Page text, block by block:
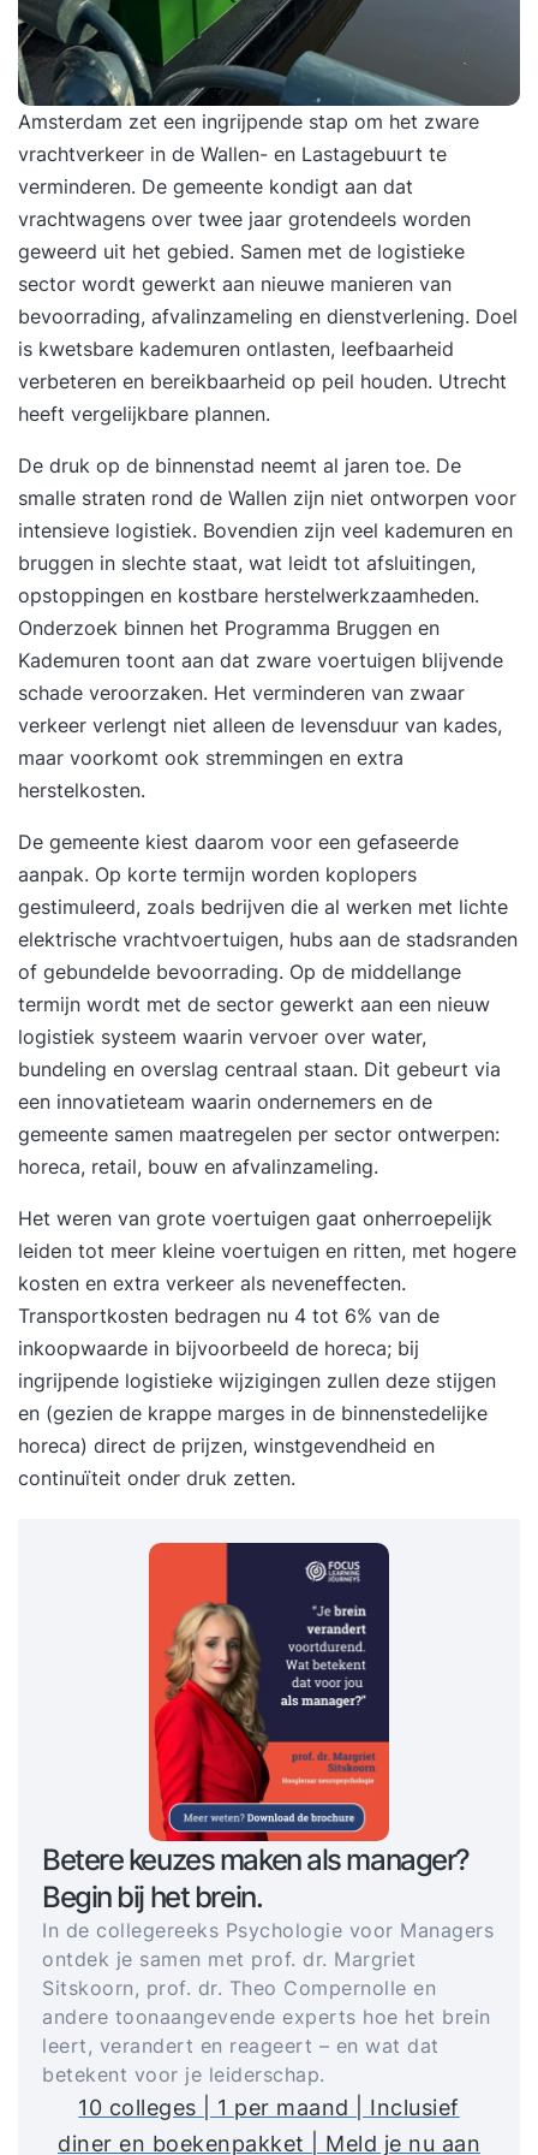
Amsterdam zet een ingrijpende stap om het zware
vrachtverkeer in de Wallen- en Lastagebuurt te
verminderen. De gemeente kondigt aan dat
vrachtwagens over twee jaar grotendeels worden
geweerd uit het gebied. Samen met de logistieke
sector wordt gewerkt aan nieuwe manieren van
bevoorrading, afvalinzameling en dienstverlening. Doel
is kwetsbare kademuren ontlasten, leefbaarheid
verbeteren en bereikbaarheid op peil houden. Utrecht
heeft vergelijkbare plannen.
De druk op de binnenstad neemt al jaren toe. De
smalle straten rond de Wallen zijn niet ontworpen voor
intensieve logistiek. Bovendien zijn veel kademuren en
bruggen in slechte staat, wat leidt tot afsluitingen,
opstoppingen en kostbare herstelwerkzaamheden.
Onderzoek binnen het Programma Bruggen en
Kademuren toont aan dat zware voertuigen blijvende
schade veroorzaken. Het verminderen van zwaar
verkeer verlengt niet alleen de levensduur van kades,
maar voorkomt ook stremmingen en extra
herstelkosten.
De gemeente kiest daarom voor een gefaseerde
aanpak. Op korte termijn worden koplopers
gestimuleerd, zoals bedrijven die al werken met lichte
elektrische vrachtvoertuigen, hubs aan de stadsranden
of gebundelde bevoorrading. Op de middellange
termijn wordt met de sector gewerkt aan een nieuw
logistiek systeem waarin vervoer over water,
bundeling en overslag centraal staan. Dit gebeurt via
een innovatieteam waarin ondernemers en de
gemeente samen maatregelen per sector ontwerpen:
horeca, retail, bouw en afvalinzameling.
Het weren van grote voertuigen gaat onherroepelijk
leiden tot meer kleine voertuigen en ritten, met hogere
kosten en extra verkeer als neveneffecten.
Transportkosten bedragen nu 4 tot 6% van de
inkoopwaarde in bijvoorbeeld de horeca; bij
ingrijpende logistieke wijzigingen zullen deze stijgen
en (gezien de krappe marges in de binnenstedelijke
horeca) direct de prijzen, winstgevendheid en
continuïteit onder druk zetten.
Betere keuzes maken als manager?
Begin bij het brein.
In de collegereeks Psychologie voor Managers
ontdek je samen met prof. dr. Margriet
Sitskoorn, prof. dr. Theo Compernolle en
andere toonaangevende experts hoe het brein
leert, verandert en reageert – en wat dat
betekent voor je leiderschap.
10 colleges | 1 per maand | Inclusief
diner en boekenpakket | Meld je nu aan